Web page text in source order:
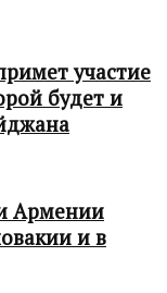
участие
будет и
Армении
и в